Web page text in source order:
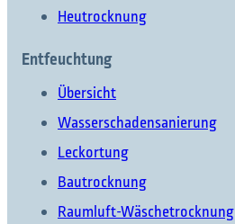
Heutrocknung
Entfeuchtung
Übersicht
Wasserschadensanierung
Leckortung
Bautrocknung
Raumluft-Wäschetrocknung